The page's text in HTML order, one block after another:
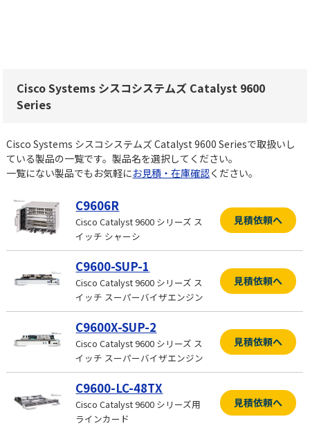
Cisco Systems シスコシステムズ Catalyst 9600
Series
Cisco Systems シスコシステムズ Catalyst 9600 Seriesで取扱いし
ている製品の一覧です。製品名を選択してください。
一覧にない製品でもお気軽にお見積・在庫確認ください。
C9606R
Cisco Catalyst 9600 シリーズ ス
イッチ シャーシ
見積依頼へ
C9600-SUP-1
Cisco Catalyst 9600 シリーズ ス
イッチ スーパーバイザエンジン
見積依頼へ
C9600X-SUP-2
Cisco Catalyst 9600 シリーズ ス
イッチ スーパーバイザエンジン
見積依頼へ
C9600-LC-48TX
Cisco Catalyst 9600 シリーズ用
ラインカード
見積依頼へ